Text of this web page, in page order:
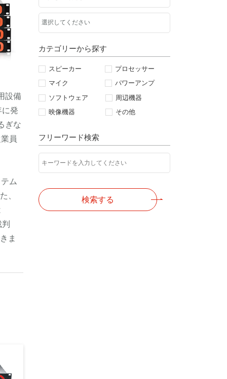
設備
発
ぎな
員
ム
、
ま
カテゴリーから探す
スピーカー
プロセッサー
マイク
パワーアンプ
ソフトウェア
周辺機器
映像機器
その他
フリーワード検索
検索する